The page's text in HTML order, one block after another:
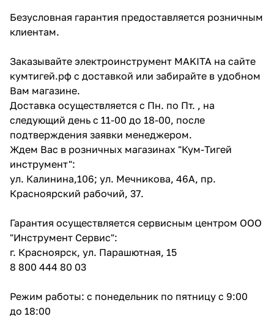
Безусловная гарантия предоставляется розничным
клиентам.
Заказывайте электроинструмент MAKITA на сайте
кумтигей.рф с доставкой или забирайте в удобном
Вам магазине.
Доставка осуществляется с Пн. по Пт. , на
следующий день с 11-00 до 18-00, после
подтверждения заявки менеджером.
Ждем Вас в розничных магазинах "Кум-Тигей
инструмент":
ул. Калинина,106; ул. Мечникова, 46А, пр.
Красноярский рабочий, 37.
Гарантия осуществляется сервисным центром ООО
"Инструмент Сервис":
г. Красноярск, ул. Парашютная, 15
8 800 444 80 03
Режим работы: с понедельник по пятницу с 9:00
до 18:00
раз в 2
недели
8 800 302-02-51
plait.ru